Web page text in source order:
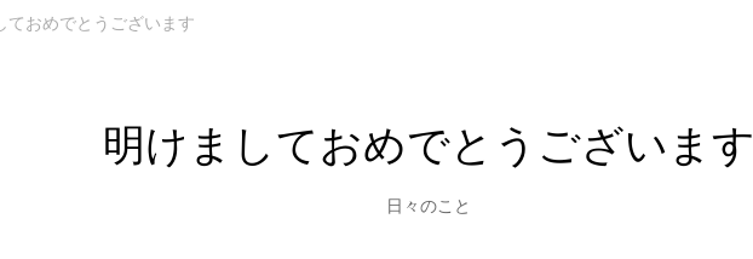
ておめでとうございます
明けましておめでとうございます
日々のこと